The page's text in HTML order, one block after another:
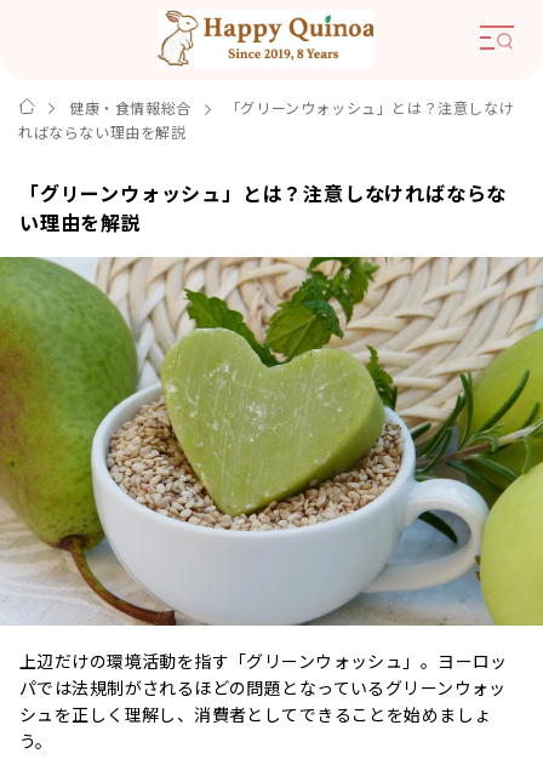
健康・食情報総合
「グリーンウォッシュ」とは？注意しなけ
ればならない理由を解説
「グリーンウォッシュ」とは？注意しなければならな
い理由を解説
上辺だけの環境活動を指す「グリーンウォッシュ」。ヨーロッ
パでは法規制がされるほどの問題となっているグリーンウォッ
シュを正しく理解し、消費者としてできることを始めましょ
う。